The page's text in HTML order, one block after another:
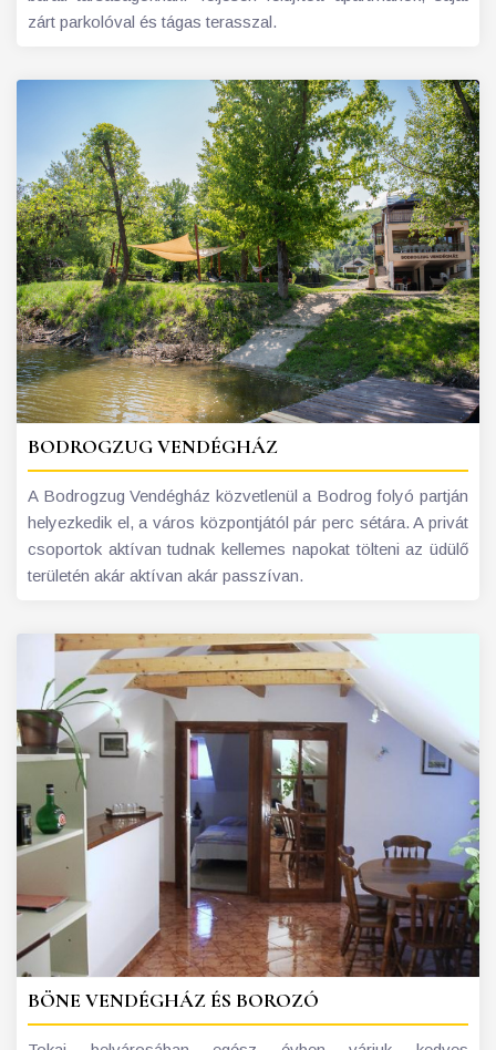
zárt parkolóval és tágas terasszal.
BODROGZUG VENDÉGHÁZ
A Bodrogzug Vendégház közvetlenül a Bodrog folyó partján
helyezkedik el, a város központjától pár perc sétára. A privát
csoportok aktívan tudnak kellemes napokat tölteni az üdülő
területén akár aktívan akár passzívan.
BÖNE VENDÉGHÁZ ÉS BOROZÓ